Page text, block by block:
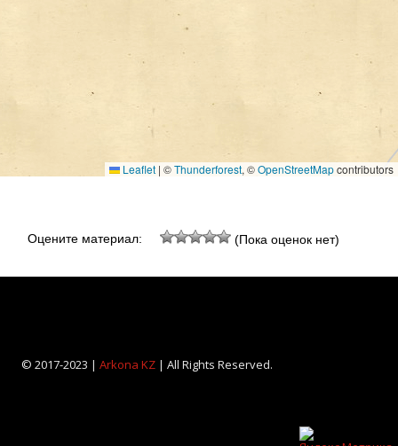
Leaflet | ©Thunderforest, ©OpenStreetMapcontributors
Оцените материал: (Пока оценок нет)
© 2017-2023 | Arkona KZ| All Rights Reserved.